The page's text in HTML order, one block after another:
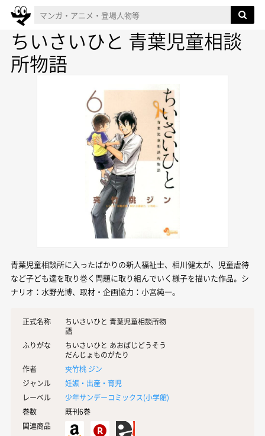
ちいさいひと 青葉児童相談
所物語
青葉児童相談所に入ったばかりの新人福祉士、相川健太が、児童虐待
など子ども達を取り巻く問題に取り組んでいく様子を描いた作品。シ
ナリオ：水野光博、取材・企画協力：小宮純一。
正式名称
ちいさいひと 青葉児童相談所物
語
ふりがな
ちいさいひと あおばじどうそう
だんじょものがたり
作者
夾竹桃 ジン
ジャンル
妊娠・出産・育児
レーベル
少年サンデーコミックス(小学館)
巻数
既刊6巻
関連商品